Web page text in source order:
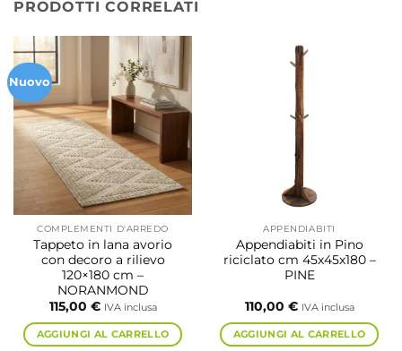
PRODOTTI CORRELATI
Nuovo
COMPLEMENTI D'ARREDO
Tappeto in lana avorio
con decoro a rilievo
120×180 cm –
NORANMOND
115,00 € IVA inclusa
AGGIUNGI AL CARRELLO
APPENDIABITI
Appendiabiti in Pino
riciclato cm 45x45x180 –
PINE
110,00 € IVA inclusa
AGGIUNGI AL CARRELLO